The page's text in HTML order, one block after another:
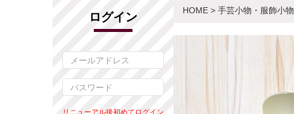
ログイン
リニューアル後初めてログイン
HOME > 手芸小物・服飾小物